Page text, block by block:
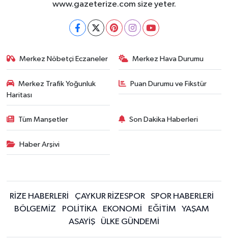
www.gazeterize.com size yeter.
Merkez Nöbetçi Eczaneler Merkez Hava Durumu
Merkez Trafik Yoğunluk
Haritası
Puan Durumu ve Fikstür
Tüm Manşetler Son Dakika Haberleri
Haber Arşivi
RİZE HABERLERİ ÇAYKUR RİZESPOR
SPOR HABERLERİ
BÖLGEMİZ
POLİTİKA EKONOMİ EĞİTİM
YAŞAM
ASAYİŞ
ÜLKE GÜNDEMİ